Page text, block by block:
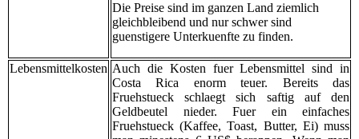
Die Preise sind im ganzen Land ziemlich
gleichbleibend und nur schwer sind
guenstigere Unterkuenfte zu finden.
Lebensmittelkosten Auch die Kosten fuer Lebensmittel sind in
Costa Rica enorm teuer. Bereits das
Fruehstueck schlaegt sich saftig auf den
Geldbeutel nieder. Fuer ein einfaches
Fruehstueck (Kaffee, Toast, Butter, Ei) muss